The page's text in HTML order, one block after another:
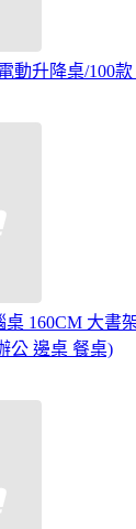
動升降桌/100款
160CM 大書
公 邊桌 餐桌)